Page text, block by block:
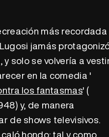
más recordada
jamás
y solo se volvería a
en la comedia '
los fantasmas' (
y, de manera
de shows televisivos.